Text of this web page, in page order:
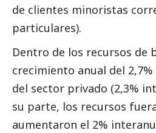
de clientes minoristas
particulares).
Dentro de los recursos de
crecimiento anual del
del sector privado (2,3%
su parte, los recursos
aumentaron el 2%